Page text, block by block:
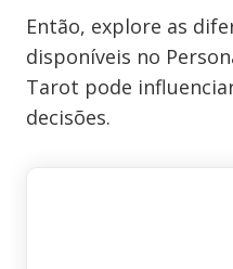
Então, explore as
disponíveis no
Tarot pode
decisões.